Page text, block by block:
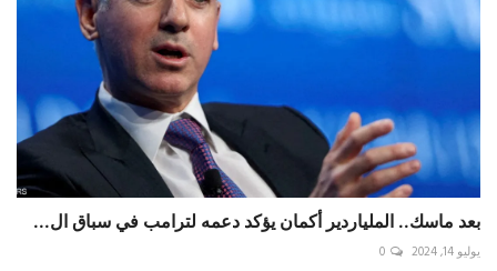
بعد ماسك.. الملياردير أكمان يؤكد دعمه لترامب في سباق ال...
يوليو 14, 2024 0